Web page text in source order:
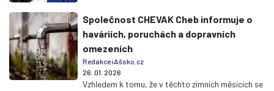
Společnost CHEVAK Cheb informuje o
haváriích, poruchách a dopravních
omezeních
Redakce iAšsko.cz
26. 01. 2026
Vzhledem k tomu, že v těchto zimních měsících se